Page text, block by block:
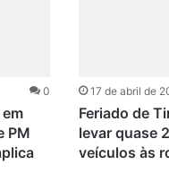
0
PM
17 de abril de
Feriado de
levar quase
veículos às